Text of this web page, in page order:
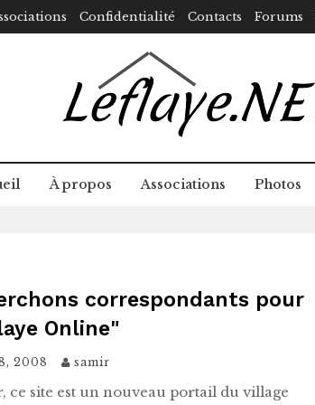
Confidentialité Contacts Forums
À propos Associations Photos
correspondants pour
Online"
2008 samir
ce site est un nouveau portail du village